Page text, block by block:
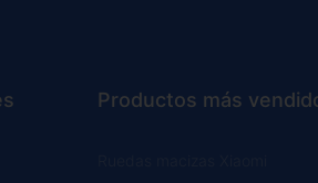
Productos más